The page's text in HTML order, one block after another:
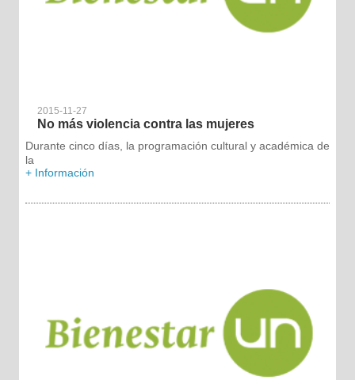
2015-11-27
No más violencia contra las mujeres
Durante cinco días, la programación cultural y académica de
la
+ Información